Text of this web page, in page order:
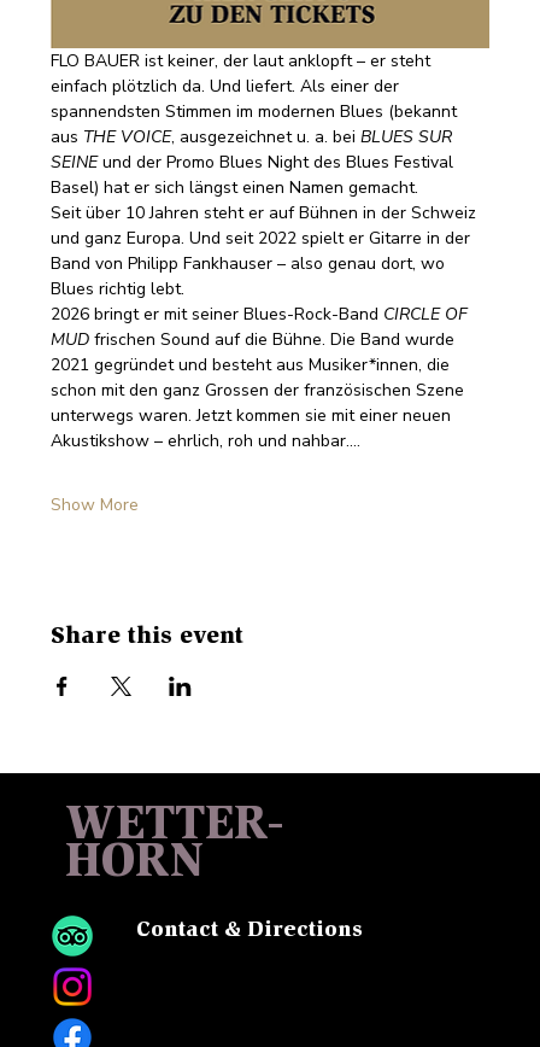
FLO BAUER ist keiner, der laut anklopft – er steht
einfach plötzlich da. Und liefert. Als einer der
spannendsten Stimmen im modernen Blues (bekannt
aus THE VOICE, ausgezeichnet u. a. bei BLUES SUR
SEINE und der Promo Blues Night des Blues Festival
Basel) hat er sich längst einen Namen gemacht.
Seit über 10 Jahren steht er auf Bühnen in der Schweiz
und ganz Europa. Und seit 2022 spielt er Gitarre in der
Band von Philipp Fankhauser – also genau dort, wo
Blues richtig lebt.
2026 bringt er mit seiner Blues-Rock-Band CIRCLE OF
MUD frischen Sound auf die Bühne. Die Band wurde
2021 gegründet und besteht aus Musiker*innen, die
schon mit den ganz Grossen der französischen Szene
unterwegs waren. Jetzt kommen sie mit einer neuen
Akustikshow – ehrlich, roh und nahbar.…
Show More
Share this event
WETTER-
HORN
Contact & Directions